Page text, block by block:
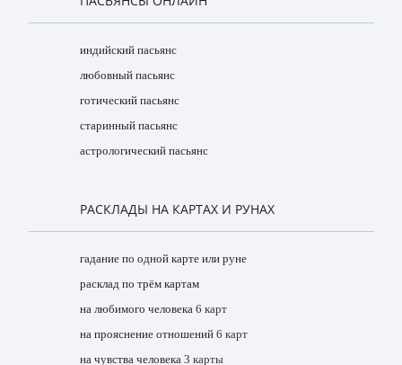
индийский пасьянс
любовный пасьянс
готический пасьянс
старинный пасьянс
астрологический пасьянс
РАСКЛАДЫ НА КАРТАХ И РУНАХ
гадание по одной карте или руне
расклад по трём картам
на любимого человека 6 карт
на прояснение отношений 6 карт
на чувства человека 3 карты